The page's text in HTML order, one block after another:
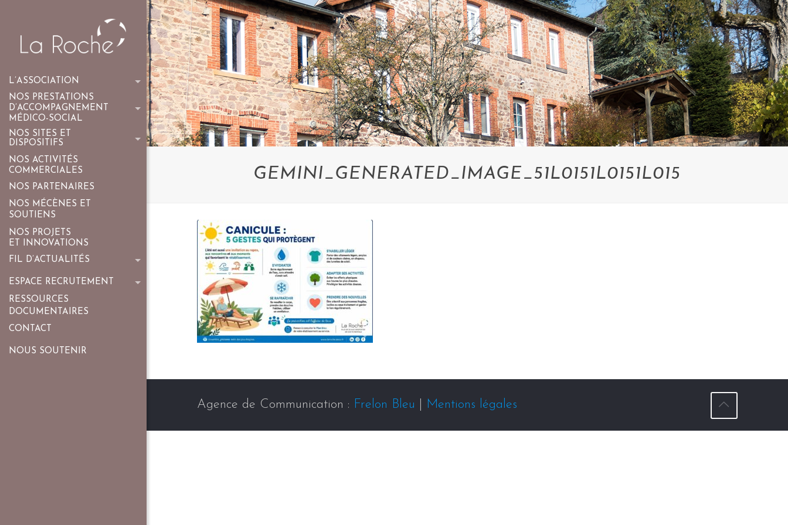
L’ASSOCIATION
NOS PRESTATIONS
D’ACCOMPAGNEMENT
MÉDICO-SOCIAL
NOS SITES ET
DISPOSITIFS
NOS ACTIVITÉS
COMMERCIALES
NOS PARTENAIRES
NOS MÉCÈNES ET
SOUTIENS
NOS PROJETS
ET INNOVATIONS
FIL D’ACTUALITÉS
ESPACE RECRUTEMENT
RESSOURCES
DOCUMENTAIRES
CONTACT
NOUS SOUTENIR
GEMINI_GENERATED_IMAGE_51L0151L0151L015
Agence de Communication : Frelon Bleu Mentions légales